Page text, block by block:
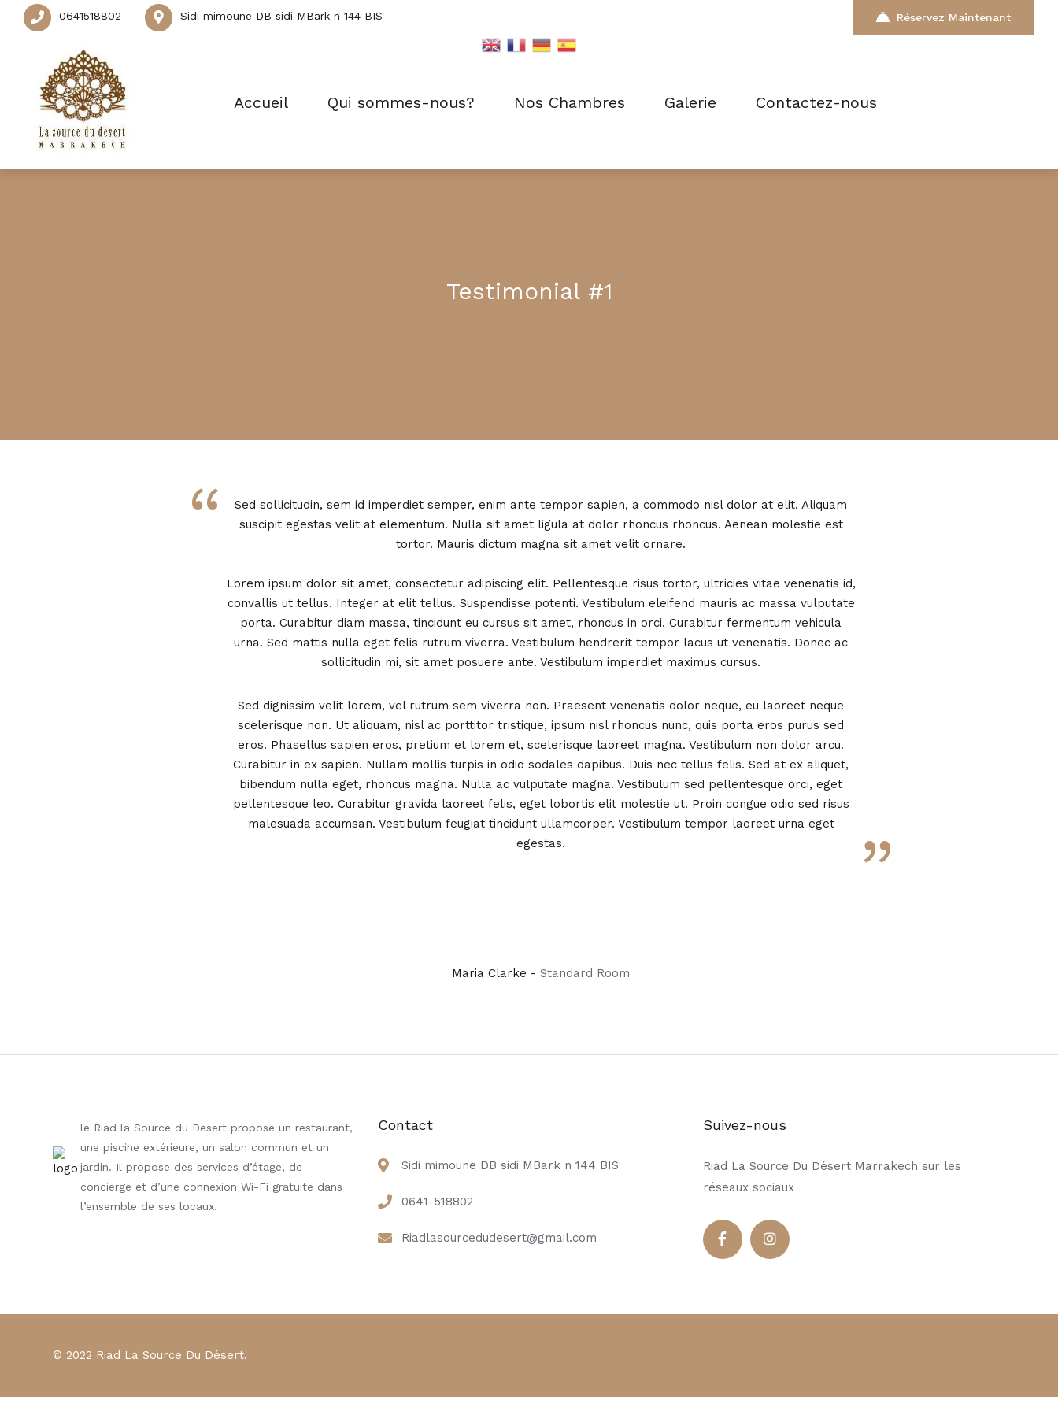
0641518802 Sidi mimoune DB sidi MBark n 144 BIS Réservez Maintenant
Accueil Qui sommes-nous? Nos Chambres Galerie Contactez-nous
Testimonial #1
“
Sed sollicitudin, sem id imperdiet semper, enim ante tempor sapien, a commodo nisl dolor at elit. Aliquam
suscipit egestas velit at elementum. Nulla sit amet ligula at dolor rhoncus rhoncus. Aenean molestie est
tortor. Mauris dictum magna sit amet velit ornare.
Lorem ipsum dolor sit amet, consectetur adipiscing elit. Pellentesque risus tortor, ultricies vitae venenatis id,
convallis ut tellus. Integer at elit tellus. Suspendisse potenti. Vestibulum eleifend mauris ac massa vulputate
porta. Curabitur diam massa, tincidunt eu cursus sit amet, rhoncus in orci. Curabitur fermentum vehicula
urna. Sed mattis nulla eget felis rutrum viverra. Vestibulum hendrerit tempor lacus ut venenatis. Donec ac
sollicitudin mi, sit amet posuere ante. Vestibulum imperdiet maximus cursus.
Sed dignissim velit lorem, vel rutrum sem viverra non. Praesent venenatis dolor neque, eu laoreet neque
scelerisque non. Ut aliquam, nisl ac porttitor tristique, ipsum nisl rhoncus nunc, quis porta eros purus sed
eros. Phasellus sapien eros, pretium et lorem et, scelerisque laoreet magna. Vestibulum non dolor arcu.
Curabitur in ex sapien. Nullam mollis turpis in odio sodales dapibus. Duis nec tellus felis. Sed at ex aliquet,
bibendum nulla eget, rhoncus magna. Nulla ac vulputate magna. Vestibulum sed pellentesque orci, eget
pellentesque leo. Curabitur gravida laoreet felis, eget lobortis elit molestie ut. Proin congue odio sed risus
malesuada accumsan. Vestibulum feugiat tincidunt ullamcorper. Vestibulum tempor laoreet urna eget
egestas.
”
Maria Clarke - Standard Room
le Riad la Source du Desert propose un restaurant,
une piscine extérieure, un salon commun et un
jardin. Il propose des services d’étage, de
concierge et d’une connexion Wi-Fi gratuite dans
l’ensemble de ses locaux.
Contact
Sidi mimoune DB sidi MBark n 144 BIS
0641-518802
Riadlasourcedudesert@gmail.com
Suivez-nous
Riad La Source Du Désert Marrakech sur les
réseaux sociaux
© 2022 Riad La Source Du Désert.